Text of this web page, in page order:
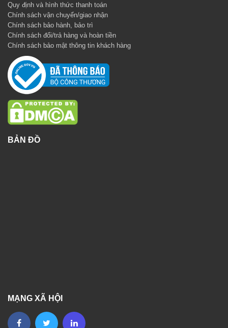
Quy định và hình thức thanh toán
Chính sách vận chuyển/giao nhận
Chính sách bảo hành, bảo trì
Chính sách đổi/trả hàng và hoàn tiền
Chính sách bảo mật thông tin khách hàng
BẢN ĐỒ
MẠNG XÃ HỘI